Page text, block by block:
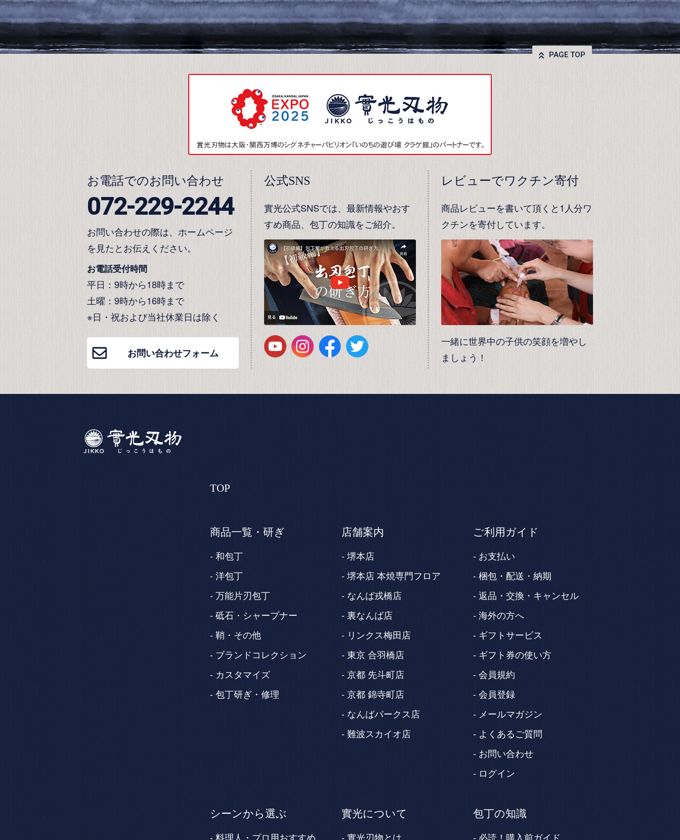
PAGE TOP
お電話でのお問い合わせ
072-229-2244
お問い合わせの際は、ホームページ
を見たとお伝えください。
お電話受付時間
平日：9時から18時まで
土曜：9時から16時まで
※日・祝および当社休業日は除く
お問い合わせフォーム
公式SNS
實光公式SNSでは、最新情報やおす
すめ商品、包丁の知識をご紹介。
レビューでワクチン寄付
商品レビューを書いて頂くと1人分ワ
クチンを寄付しています。
一緒に世界中の子供の笑顔を増やし
ましょう！
TOP
商品一覧・研ぎ
和包丁
洋包丁
万能片刃包丁
砥石・シャープナー
鞘・その他
ブランドコレクション
カスタマイズ
包丁研ぎ・修理
店舗案内
堺本店
堺本店 本焼専門フロア
なんば戎橋店
裏なんば店
リンクス梅田店
東京 合羽橋店
京都 先斗町店
京都 錦寺町店
なんばパークス店
難波スカイオ店
ご利用ガイド
お支払い
梱包・配送・納期
返品・交換・キャンセル
海外の方へ
ギフトサービス
ギフト券の使い方
会員規約
会員登録
メールマガジン
よくあるご質問
お問い合わせ
ログイン
シーンから選ぶ
料理人・プロ用おすすめ
實光について
實光刃物とは
包丁の知識
必読！購入前ガイド